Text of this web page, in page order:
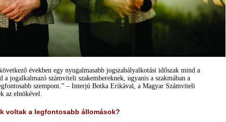
években egy nyugalmasabb jogszabályalkotási időszak mind a
a jogalkalmazó számviteli szakembereknek, ugyanis a szakmában a
szempont.” – Interjú Botka Erikával, a Magyar Számviteli
az elnökével.
voltak a legfontosabb állomások?